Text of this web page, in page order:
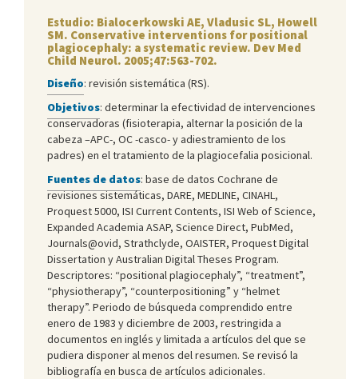
Estudio: Bialocerkowski AE, Vladusic SL, Howell
SM. Conservative interventions for positional
plagiocephaly: a systematic review. Dev Med
Child Neurol. 2005;47:563-702.
Diseño: revisión sistemática (RS).
Objetivos: determinar la efectividad de intervenciones
conservadoras (fisioterapia, alternar la posición de la
cabeza –APC-, OC -casco- y adiestramiento de los
padres) en el tratamiento de la plagiocefalia posicional.
Fuentes de datos: base de datos Cochrane de
revisiones sistemáticas, DARE, MEDLINE, CINAHL,
Proquest 5000, ISI Current Contents, ISI Web of Science,
Expanded Academia ASAP, Science Direct, PubMed,
Journals@ovid, Strathclyde, OAISTER, Proquest Digital
Dissertation y Australian Digital Theses Program.
Descriptores: “positional plagiocephaly”, “treatment”,
“physiotherapy”, “counterpositioning” y “helmet
therapy”. Periodo de búsqueda comprendido entre
enero de 1983 y diciembre de 2003, restringida a
documentos en inglés y limitada a artículos del que se
pudiera disponer al menos del resumen. Se revisó la
bibliografía en busca de artículos adicionales.